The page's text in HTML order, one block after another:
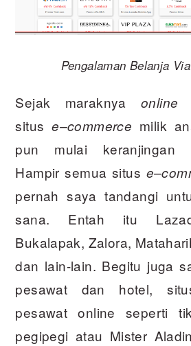
Pengalaman Belanja
Sejak maraknyaonline
situse–commerce milik
pun mulai keranjingan
Hampir semua situs e–
pernah saya tandangi
sana. Entah itu
Bukalapak, Zalora,
dan lain-lain. Begitu juga
pesawat dan hotel,
pesawat online seperti
pegipegi atau Mister